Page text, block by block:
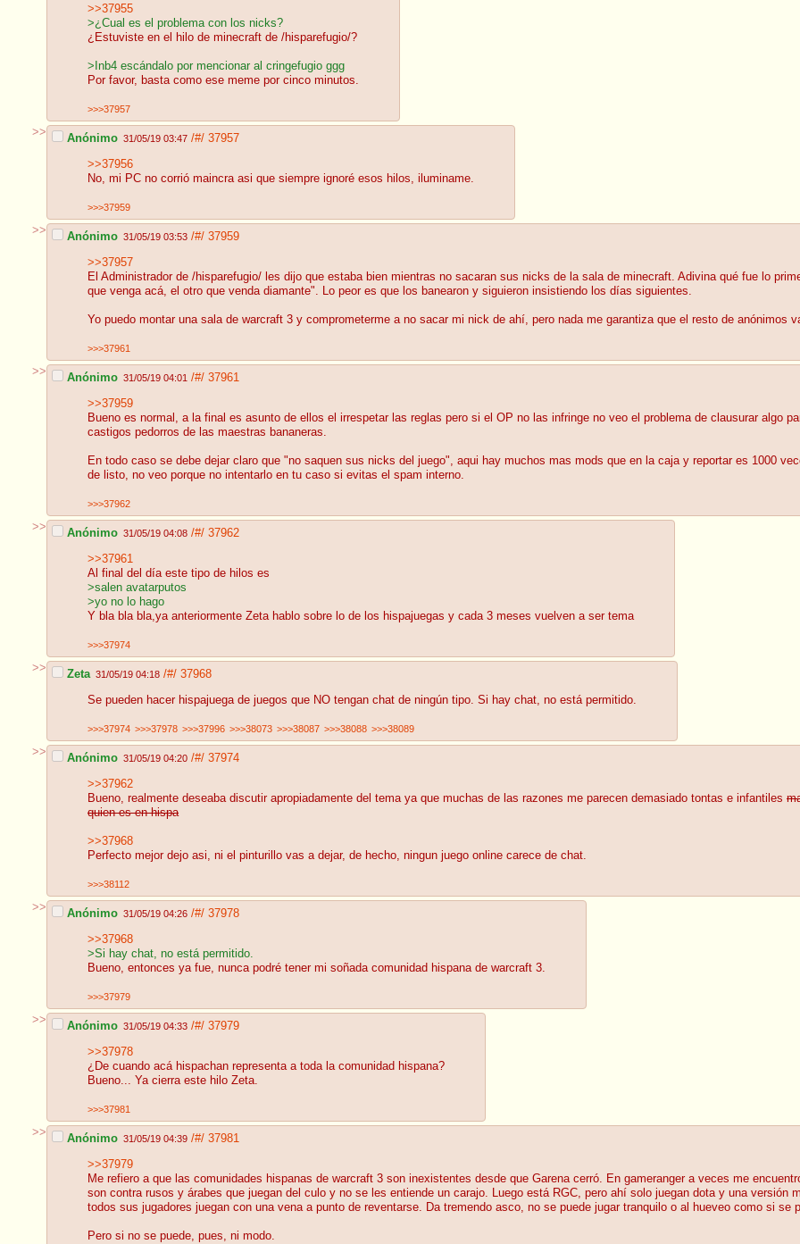
>>37955
>¿Cual es el problema con los nicks?
¿Estuviste en el hilo de minecraft de /hisparefugio/?
>Inb4 escándalo por mencionar al cringefugio ggg
Por favor, basta como ese meme por cinco minutos.
>>>37957
>> Anónimo 31/05/19 03:47 /#/ 37957
>>37956
No, mi PC no corrió maincra asi que siempre ignoré esos hilos, iluminame.
>>>37959
>> Anónimo 31/05/19 03:53 /#/ 37959
>>37957
El Administrador de /hisparefugio/ les dijo que estaba bien mientras no sacaran sus nicks de la sala de minecraft. Adivina qué fue lo
que venga acá, el otro que venda diamante". Lo peor es que los banearon y siguieron insistiendo los días siguientes.
Yo puedo montar una sala de warcraft 3 y comprometerme a no sacar mi nick de ahí, pero nada me garantiza que el resto de anónimos
>>>37961
>> Anónimo 31/05/19 04:01 /#/ 37961
>>37959
Bueno es normal, a la final es asunto de ellos el irrespetar las reglas pero si el OP no las infringe no veo el problema de clausurar algo
castigos pedorros de las maestras bananeras.
En todo caso se debe dejar claro que "no saquen sus nicks del juego", aqui hay muchos mas mods que en la caja y reportar es 1000
de listo, no veo porque no intentarlo en tu caso si evitas el spam interno.
>>>37962
>> Anónimo 31/05/19 04:08 /#/ 37962
>>37961
Al final del día este tipo de hilos es
>salen avatarputos
>yo no lo hago
Y bla bla bla,ya anteriormente Zeta hablo sobre lo de los hispajuegas y cada 3 meses vuelven a ser tema
>>>37974
>> Zeta 31/05/19 04:18 /#/ 37968
Se pueden hacer hispajuega de juegos que NO tengan chat de ningún tipo. Si hay chat, no está permitido.
>>>37974 >>>37978 >>>37996 >>>38073 >>>38087 >>>38088 >>>38089
>> Anónimo 31/05/19 04:20 /#/ 37974
>>37962
Bueno, realmente deseaba discutir apropiadamente del tema ya que muchas de las razones me parecen demasiado tontas e infantiles
quien es en hispa
>>37968
Perfecto mejor dejo asi, ni el pinturillo vas a dejar, de hecho, ningun juego online carece de chat.
>>>38112
>> Anónimo 31/05/19 04:26 /#/ 37978
>>37968
>Si hay chat, no está permitido.
Bueno, entonces ya fue, nunca podré tener mi soñada comunidad hispana de warcraft 3.
>>>37979
>> Anónimo 31/05/19 04:33 /#/ 37979
>>37978
¿De cuando acá hispachan representa a toda la comunidad hispana?
Bueno... Ya cierra este hilo Zeta.
>>>37981
>> Anónimo 31/05/19 04:39 /#/ 37981
>>37979
Me refiero a que las comunidades hispanas de warcraft 3 son inexistentes desde que Garena cerró. En gameranger a veces me
son contra rusos y árabes que juegan del culo y no se les entiende un carajo. Luego está RGC, pero ahí solo juegan dota y una versión
todos sus jugadores juegan con una vena a punto de reventarse. Da tremendo asco, no se puede jugar tranquilo o al hueveo como si se
Pero si no se puede, pues, ni modo.